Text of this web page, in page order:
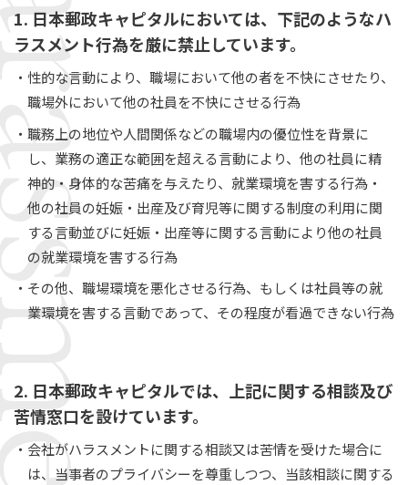
1. 日本郵政キャピタルにおいては、下記のようなハ
ラスメント行為を厳に禁止しています。
性的な言動により、職場において他の者を不快にさせたり、
職場外において他の社員を不快にさせる行為
職務上の地位や人間関係などの職場内の優位性を背景に
し、業務の適正な範囲を超える言動により、他の社員に精
神的・身体的な苦痛を与えたり、就業環境を害する行為・
他の社員の妊娠・出産及び育児等に関する制度の利用に関
する言動並びに妊娠・出産等に関する言動により他の社員
の就業環境を害する行為
その他、職場環境を悪化させる行為、もしくは社員等の就
業環境を害する言動であって、その程度が看過できない行為
2. 日本郵政キャピタルでは、上記に関する相談及び
苦情窓口を設けています。
会社がハラスメントに関する相談又は苦情を受けた場合に
は、当事者のプライバシーを尊重しつつ、当該相談に関する